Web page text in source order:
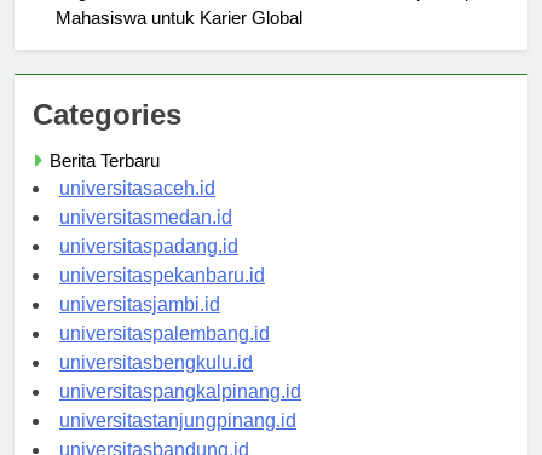
Bagaimana PMB Universitas Pertamina Mempersiapkan
Categories
Berita Terbaru
universitasaceh.id
universitasmedan.id
universitaspadang.id
universitaspekanbaru.id
universitasjambi.id
universitaspalembang.id
universitasbengkulu.id
universitaspangkalpinang.id
universitastanjungpinang.id